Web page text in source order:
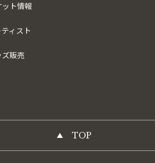
ット情報
ティスト
ズ販売
TOP